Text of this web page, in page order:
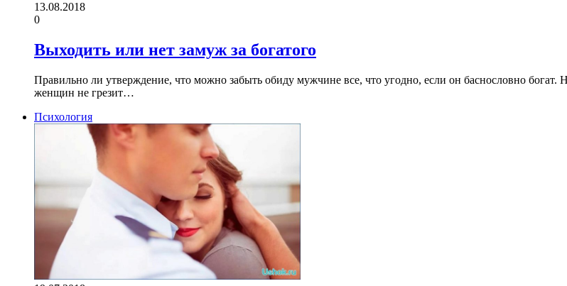
13.08.2018
0
Выходить или нет замуж за богатого
Правильно ли утверждение, что можно забыть обиду мужчине все, что угодно, если он баснословно
женщин не грезит…
Психология